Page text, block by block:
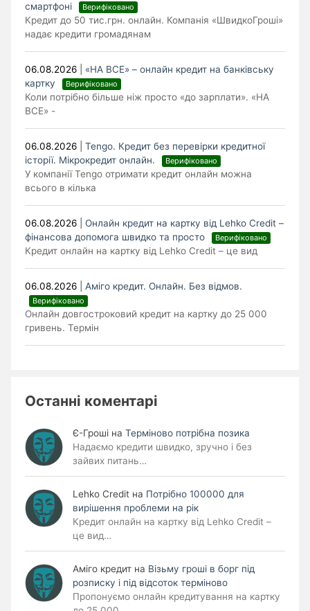
смартфоні
Верифіковано
Кредит до 50 тис.грн. онлайн. Компанія «ШвидкоГроші»
надає кредити громадянам
06.08.2026
«НА ВСЕ» – онлайн кредит на банківську
картку
Верифіковано
Коли потрібно більше ніж просто «до зарплати». «НА
ВСЕ» -
06.08.2026 |Tengo. Кредит без перевірки кредитної
історії. Мікрокредит онлайн.
Верифіковано
У компанії Tengo отримати кредит онлайн можна
всього в кілька
06.08.2026 |Онлайн кредит на картку від Lehko Сredit –
фінансова допомога швидко та просто
Верифіковано
Кредит онлайн на картку від Lehko Credit – це вид
06.08.2026 Аміго кредит. Онлайн. Без відмов.
Верифіковано
Онлайн довгостроковий кредит на картку до 25 000
гривень. Термін
Останні коментарі
Є-Гроші на Терміново потрібна позика
Надаємо кредити швидко, зручно і без
зайвих питань…
Lehko Сredit на Потрібно 100000 для
вирішення проблеми на рік
Кредит онлайн на картку від Lehko Credit –
це вид…
Аміго кредит на Візьму гроші в борг під
розписку і під відсоток терміново
Пропонуємо онлайн кредитування на картку